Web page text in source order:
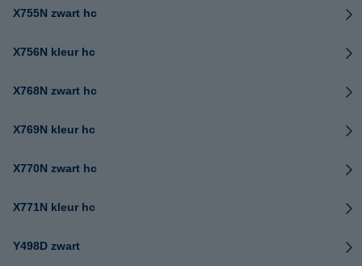
X755N zwart hc
X756N kleur hc
X768N zwart hc
X769N kleur hc
X770N zwart hc
X771N kleur hc
Y498D zwart